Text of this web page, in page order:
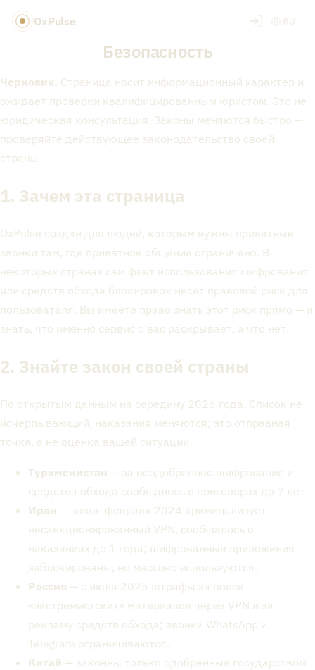
OxPulse RU
Безопасность
Черновик. Страница носит информационный характер и
ожидает проверки квалифицированным юристом. Это не
юридическая консультация. Законы меняются быстро —
проверяйте действующее законодательство своей
страны.
1. Зачем эта страница
OxPulse создан для людей, которым нужны приватные
звонки там, где приватное общение ограничено. В
некоторых странах сам факт использования шифрования
или средств обхода блокировок несёт правовой риск для
пользователя . Вы имеете право знать этот риск прямо — и
знать, что именно сервис о вас раскрывает, а что нет.
2. Знайте закон своей страны
По открытым данным на середину 2026 года. Список не
исчерпывающий, наказания меняются; это отправная
точка, а не оценка вашей ситуации.
Туркменистан — за неодобренное шифрование и
средства обхода сообщалось о приговорах до 7 лет.
Иран — закон февраля 2024 криминализует
несанкционированный VPN, сообщалось о
наказаниях до 1 года; шифрованные приложения
заблокированы, но массово используются.
Россия — с июля 2025 штрафы за поиск
«экстремистских» материалов через VPN и за
рекламу средств обхода; звонки WhatsApp и
Telegram ограничиваются.
Китай — законны только одобренные государством